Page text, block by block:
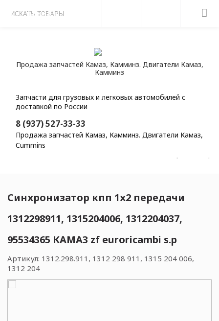
МЕНЮ
Продажа запчастей Камаз, Камминз. Двигатели Камаз,
Камминз
Запчасти для грузовых и легковых автомобилей с
доставкой по России
8 (937) 527-33-33
Продажа запчастей Камаз, Камминз. Двигатели Камаз,
Cummins
Синхронизатор кпп 1х2 передачи
1312298911, 1315204006, 1312204037,
95534365 КАМАЗ zf euroricambi s.p
Артикул: 1312.298.911, 1312 298 911, 1315 204 006,
1312 204